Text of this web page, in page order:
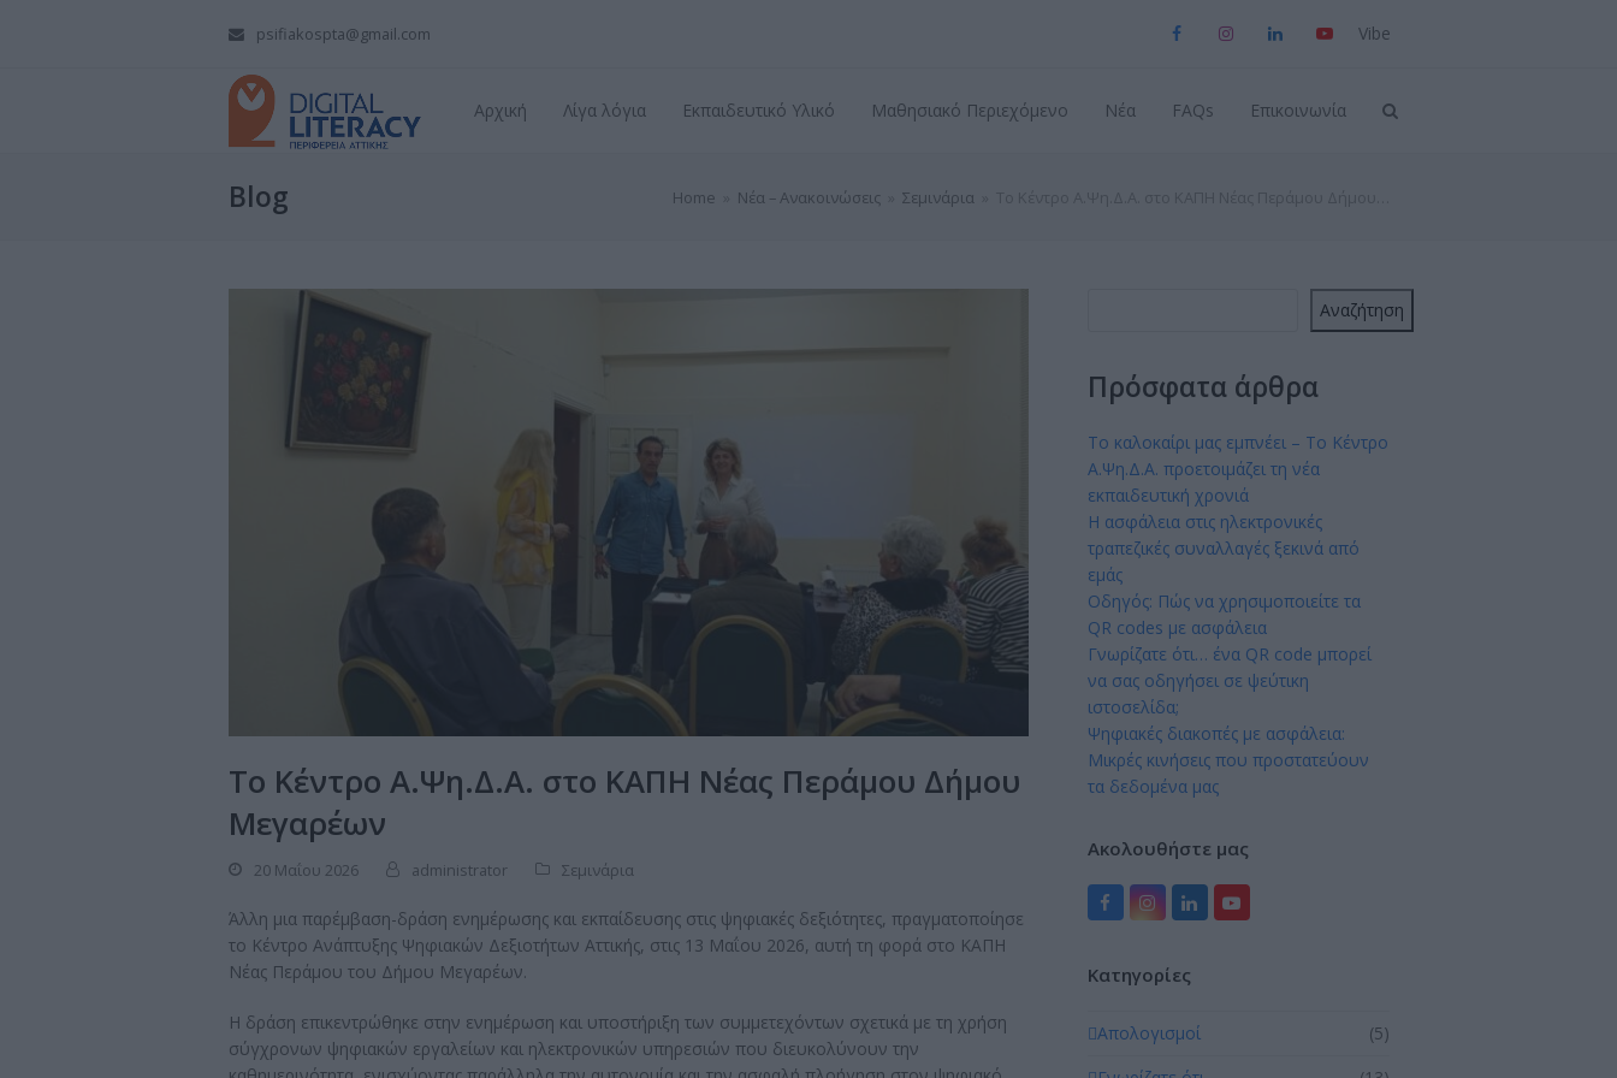
psifiakospta@gmail.com FacebookInstagramLinkedInYouTube
Viber
Αρχική Λίγα λόγια Εκπαιδευτικό Υλικό Μαθησιακό Περιεχόμενο Νέα FAQs Επικοινωνία
Blog Home Νέα – Ανακοινώσεις Σεμινάρια
Το Κέντρο Α.Ψη.Δ.Α. στο ΚΑΠΗ Νέας Περάμου Δήμου
Μεγαρέων
20 Μαΐου 2026 administrator Σεμινάρια
Άλλη μια παρέμβαση-δράση ενημέρωσης και εκπαίδευσης στις ψηφιακές δεξιότητες, πραγματοποίησε
το Κέντρο Ανάπτυξης Ψηφιακών Δεξιοτήτων Αττικής, στις 13 Μαΐου 2026, αυτή τη φορά στο ΚΑΠΗ
Νέας Περάμου του Δήμου Μεγαρέων.
Η δράση επικεντρώθηκε στην ενημέρωση και υποστήριξη των συμμετεχόντων σχετικά με τη χρήση
σύγχρονων ψηφιακών εργαλείων και ηλεκτρονικών υπηρεσιών που διευκολύνουν την
Αναζήτηση
Πρόσφατα άρθρα
Το καλοκαίρι μας εμπνέει – Το Κέντρο
Α.Ψη.Δ.Α. προετοιμάζει τη νέα
εκπαιδευτική χρονιά
Η ασφάλεια στις ηλεκτρονικές
τραπεζικές συναλλαγές ξεκινά από
εμάς
Οδηγός: Πώς να χρησιμοποιείτε τα
QR codes με ασφάλεια
Γνωρίζατε ότι… ένα QR code μπορεί
να σας οδηγήσει σε ψεύτικη
ιστοσελίδα;
Ψηφιακές διακοπές με ασφάλεια:
Μικρές κινήσεις που προστατεύουν
τα δεδομένα μας
Ακολουθήστε μας
FacebookInstagram
LinkedInYouTube
Kατηγορίες
Απολογισμοί
(5)